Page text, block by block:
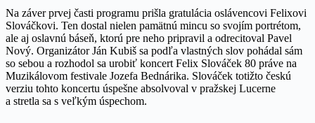
Na záver prvej časti programu prišla gratulácia oslávencovi Felixovi
Slováčkovi. Ten dostal nielen pamätnú mincu so svojím portrétom,
ale aj oslavnú báseň, ktorú pre neho pripravil a odrecitoval Pavel
Nový. Organizátor Ján Kubiš sa podľa vlastných slov pohádal sám
so sebou a rozhodol sa urobiť koncert Felix Slováček 80 práve na
Muzikálovom festivale Jozefa Bednárika. Slováček totižto českú
verziu tohto koncertu úspešne absolvoval v pražskej Lucerne
a stretla sa s veľkým úspechom.